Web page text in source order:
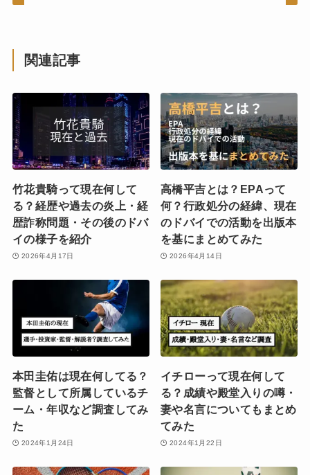
関連記事
竹花貴騎って現在何して
る？経歴や過去の炎上・経
歴詐称問題・その後のドバ
イの様子を紹介
2026年4月17日
高橋平吉とは？EPAって
何？行政処分の経緯、現在
のドバイでの活動を出版本
を基にまとめてみた
2026年4月14日
本田圭佑は現在何してる？
監督として所属しているチ
ーム・年収など調査してみ
た
2024年1月24日
イチローって現在何して
る？成績や殿堂入りの噂・
妻や名言についてもまとめ
てみた
2024年1月22日